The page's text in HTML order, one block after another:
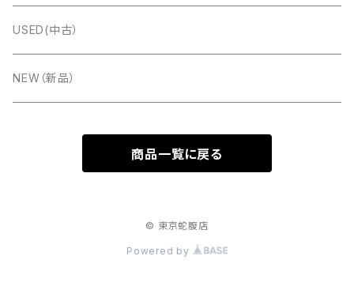
Titano(タイタノ)
Accormate(アコメッテ)
Hohner(ホーナー)
Hessmühler［ヘスミューラー］
Ernst Luis Arnold(ELA:エラ)
PREMIER(プレミア）
Meinel&Herold(メイネルアンドへロルド）
Charles Wheatstone
楽器ケース
FUSELLI（フセリ）
楽譜
USED(中古）
NEW（新品）
商品一覧に戻る
© 東京蛇腹店
Powered by